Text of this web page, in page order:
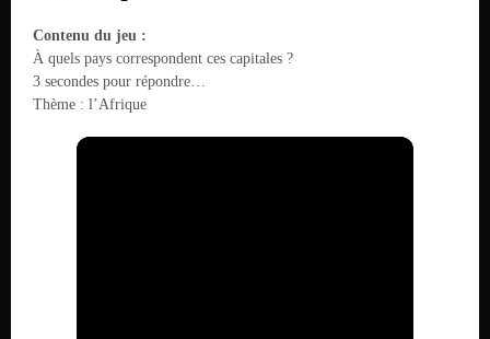
Contenu du jeu :
À quels pays correspondent ces capitales ?
3 secondes pour répondre…
Thème : l’Afrique